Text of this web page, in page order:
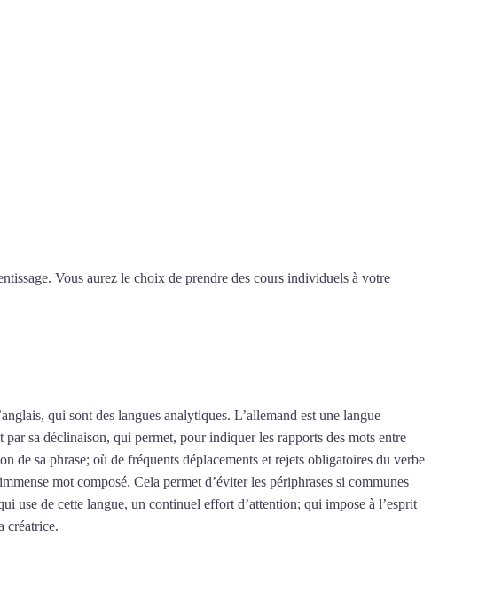
Vous aurez le choix de prendre des cours individuels à votre
qui sont des langues analytiques. L’allemand est une langue
sa déclinaison, qui permet, pour indiquer les rapports des mots entre
de sa phrase; où de fréquents déplacements et rejets obligatoires du verbe
mot composé. Cela permet d’éviter les périphrases si communes
use de cette langue, un continuel effort d’attention; qui impose à l’esprit
créatrice.